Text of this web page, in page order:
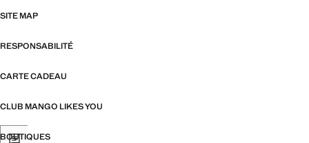
SITE MAP
RESPONSABILITÉ
CARTE CADEAU
CLUB MANGO LIKES YOU
BOUTIQUES